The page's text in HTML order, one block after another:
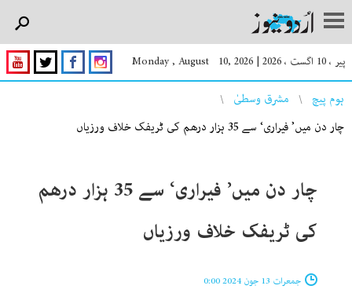
پیر ، 10 اگست ، 2026 |
Monday , August 10, 2026
You are here
ہوم پیچ
مشرق وسطیٰ
چار دن میں’ فیراری‘ سے 35 ہزار درھم کی ٹریفک خلاف ورزیاں
چار دن میں’ فیراری‘ سے 35 ہزار درھم
کی ٹریفک خلاف ورزیاں
جمعرات 13 جون 2024 0:00